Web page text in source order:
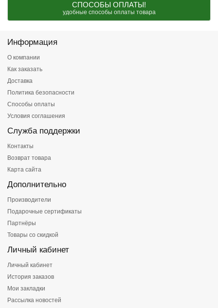
СПОСОБЫ ОПЛАТЫ!
удобные способы оплаты товара
Информация
О компании
Как заказать
Доставка
Политика безопасности
Способы оплаты
Условия соглашения
Служба поддержки
Контакты
Возврат товара
Карта сайта
Дополнительно
Производители
Подарочные сертификаты
Партнёры
Товары со скидкой
Личный кабинет
Личный кабинет
История заказов
Мои закладки
Рассылка новостей